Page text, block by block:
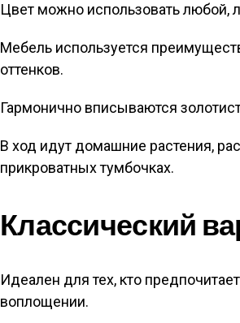
Цвет можно использовать любой,
Мебель используется
оттенков.
Гармонично вписываются
В ход идут домашние растения,
прикроватных тумбочках.
Классический
Идеален для тех, кто
воплощении.